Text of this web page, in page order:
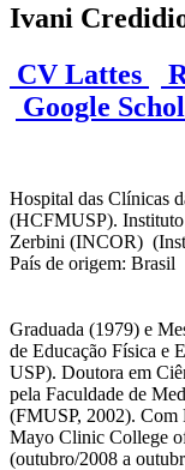
Ivani
CV Lattes
Google
Hospital das Clínicas
(HCFMUSP). Instituto
Zerbini (INCOR)
País de origem: Brasil
Graduada (1979) e
de Educação Física e
USP). Doutora em
pela Faculdade de
(FMUSP, 2002). Com
Mayo Clinic College
(outubro/2008 a